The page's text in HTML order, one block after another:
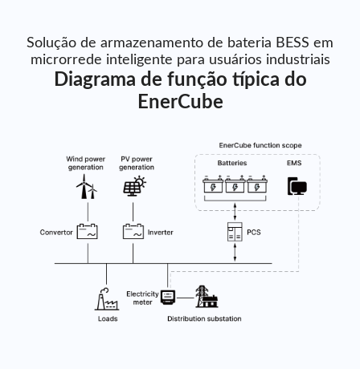
Solução de armazenamento de bateria BESS em
microrrede inteligente para usuários industriais
Diagrama de função típica do
EnerCube